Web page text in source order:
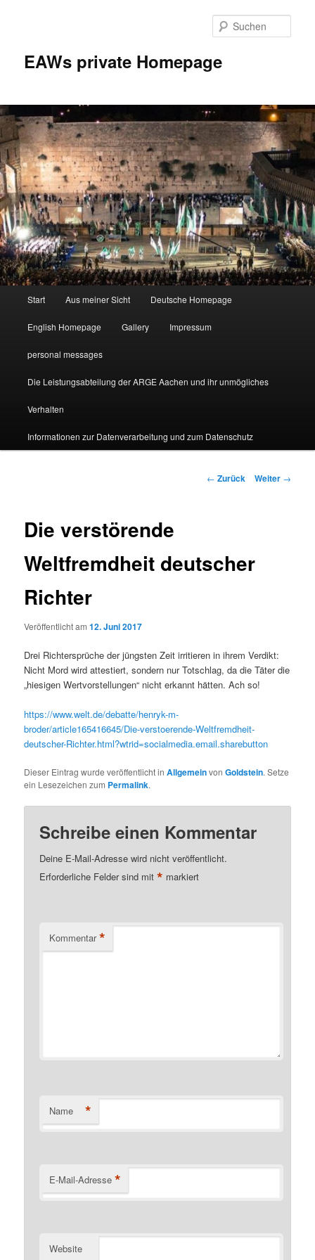
EAWs private Homepage
Start Aus meiner Sicht Deutsche Homepage
English Homepage Gallery Impressum
personal messages
Die Leistungsabteilung der ARGE Aachen und ihr unmögliches
Verhalten
Informationen zur Datenverarbeitung und zum Datenschutz
Beitragsnavigation
← Zurück Weiter →
Die verstörende
Weltfremdheit deutscher
Richter
Veröffentlicht am12. Juni 2017
Drei Richtersprüche der jüngsten Zeit irritieren in ihrem Verdikt:
Nicht Mord wird attestiert, sondern nur Totschlag, da die Täter die
„hiesigen Wertvorstellungen“ nicht erkannt hätten. Ach so!
https://www.welt.de/debatte/henryk-m-
broder/article165416645/Die-verstoerende-Weltfremdheit-
deutscher-Richter.html?wtrid=socialmedia.email.sharebutton
Dieser Eintrag wurde veröffentlicht inAllgemeinvonGoldstein. Setze
ein Lesezeichen zum Permalink.
Schreibe einen Kommentar
Deine E-Mail-Adresse wird nicht veröffentlicht.
Erforderliche Felder sind mit* markiert
Kommentar *
Name *
E-Mail-Adresse *
Website